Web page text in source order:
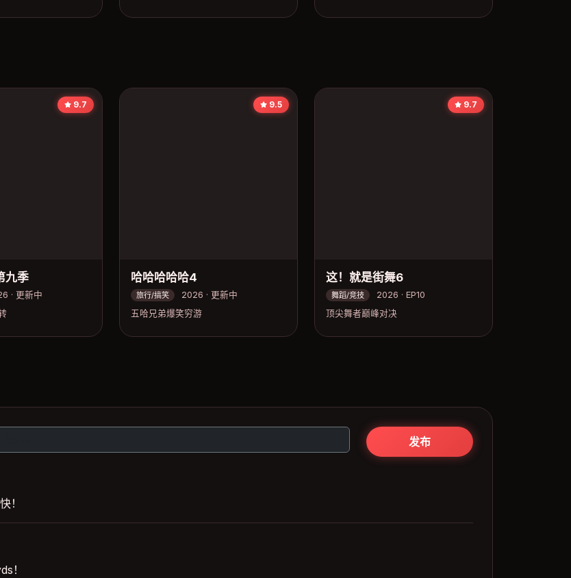
9.7
九季
· 更新中
9.5
哈哈哈哈哈4
旅行/搞笑
2026 · 更新中
五哈兄弟爆笑穷游
9.7
这！就是街舞6
舞蹈/竞技
2026 · EP10
顶尖舞者巅峰对决
发布
！
！